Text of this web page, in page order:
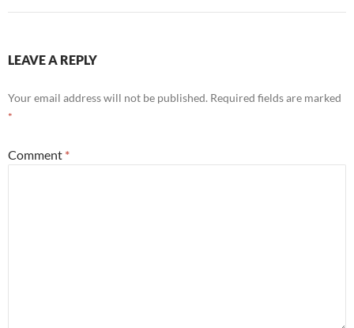
LEAVE A REPLY
Your email address will not be published. Required fields are marked
*
Comment *